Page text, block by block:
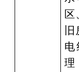
区
电
理